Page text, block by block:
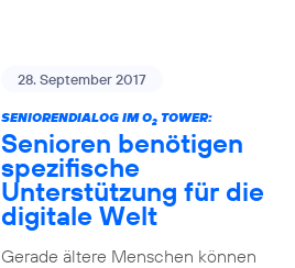
28. September 2017
SENIORENDIALOG IM O2TOWER:
Senioren benötigen
spezifische
Unterstützung für die
digitale Welt
Gerade ältere Menschen können